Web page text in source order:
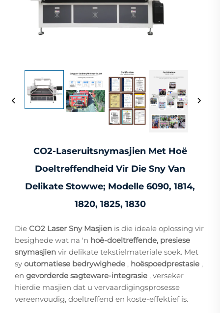
CO2-Laseruitsnymasjien Met Hoë
Doeltreffendheid Vir Die Sny Van
Delikate Stowwe; Modelle 6090, 1814,
1820, 1825, 1830
Die CO2 Laser Sny Masjien is die ideale oplossing vir
besighede wat na 'n hoë-doeltreffende, presiese
snymasjien vir delikate tekstielmateriale soek. Met
sy outomatiese bedrywighede , hoëspoedprestasie ,
en gevorderde sagteware-integrasie , verseker
hierdie masjien dat u vervaardigingsprosesse
vereenvoudig, doeltreffend en koste-effektief is.